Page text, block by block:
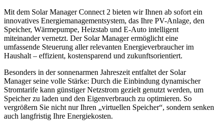
Mit dem Solar Manager Connect 2 bieten wir Ihnen ab sofort ein
innovatives Energiemanagementsystem, das Ihre PV-Anlage, den
Speicher, Wärmepumpe, Heizstab und E-Auto intelligent
miteinander vernetzt. Der Solar Manager ermöglicht eine
umfassende Steuerung aller relevanten Energieverbraucher im
Haushalt – effizient, kostensparend und zukunftsorientiert.
Besonders in der sonnenarmen Jahreszeit entfaltet der Solar
Manager seine volle Stärke: Durch die Einbindung dynamischer
Stromtarife kann günstiger Netzstrom gezielt genutzt werden, um
Speicher zu laden und den Eigenverbrauch zu optimieren. So
vergrößern Sie nicht nur Ihren „virtuellen Speicher“, sondern senken
auch langfristig Ihre Energiekosten.